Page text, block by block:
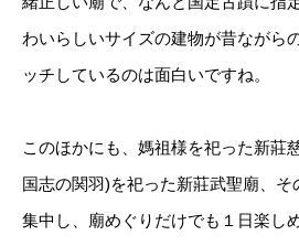
わいらしいサイズの建物が昔ながら
ッチしているのは面白いですね。
このほかにも、媽祖様を祀った新莊
国志の関羽)を祀った新莊武聖廟、
集中し、廟めぐりだけでも１日楽し